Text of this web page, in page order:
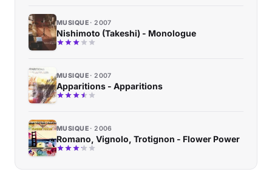
MUSIQUE 2007
Nishimoto (Takeshi) - Monologue
MUSIQUE 2007
Apparitions - Apparitions
MUSIQUE 2006
Romano, Vignolo, Trotignon - Flower Power